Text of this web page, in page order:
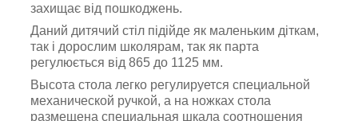
захищає від пошкоджень.
Даний дитячий стіл підійде як маленьким діткам,
так і дорослим школярам, так як парта
регулюється від 865 до 1125 мм.
Высота стола легко регулируется специальной
механической ручкой, а на ножках стола
размещена специальная шкала соотношения